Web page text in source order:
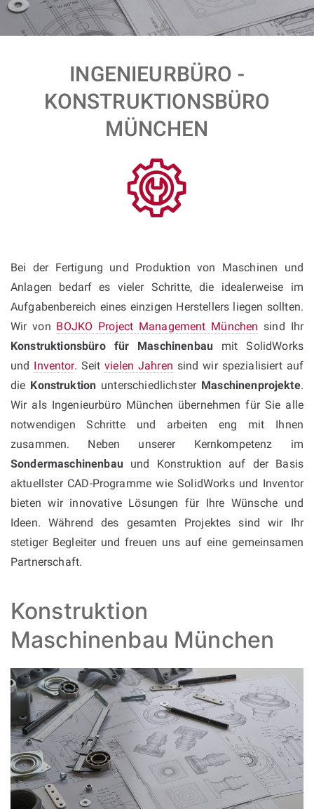
INGENIEURBÜRO -
KONSTRUKTIONSBÜRO
MÜNCHEN
Bei der Fertigung und Produktion von Maschinen und
Anlagen bedarf es vieler Schritte, die idealerweise im
Aufgabenbereich eines einzigen Herstellers liegen sollten.
Wir von BOJKO Project Management München sind Ihr
Konstruktionsbüro für Maschinenbau mit SolidWorks
und Inventor. Seitvielen Jahren sind wir spezialisiert auf
die Konstruktion unterschiedlichster Maschinenprojekte.
Wir als Ingenieurbüro München übernehmen für Sie alle
notwendigen Schritte und arbeiten eng mit Ihnen
zusammen. Neben unserer Kernkompetenz im
Sondermaschinenbau und Konstruktion auf der Basis
aktuellster CAD-Programme wie SolidWorks und Inventor
bieten wir innovative Lösungen für Ihre Wünsche und
Ideen. Während des gesamten Projektes sind wir Ihr
stetiger Begleiter und freuen uns auf eine gemeinsamen
Partnerschaft.
Konstruktion
Maschinenbau München